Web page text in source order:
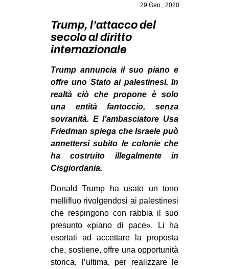
STUDENTI TSUNAMI
ZAM
MOBILITAZIONI
SPAZI
SPORT POPOLARE
MOVIMENTI
AMBIENTE
ANTIFASCISMO
DIRITTO ALL’ABITARE
GENERI
MIGRAZIONI
PRECARIATO
REPRESSIONE
29 Gen , 2020
Trump, l’attacco del
secolo al diritto
internazionale
Trump annuncia il suo piano e
offre uno Stato ai palestinesi. In
realtà ciò che propone è solo
una entità fantoccio, senza
sovranità. E l’ambasciatore Usa
Friedman spiega che Israele può
annettersi subito le colonie che
ha costruito illegalmente in
Cisgiordania.
Donald Trump ha usato un tono
mellifluo rivolgendosi ai palestinesi
che respingono con rabbia il suo
presunto «piano di pace». Li ha
esortati ad accettare la proposta
che, sostiene, offre una opportunità
storica, l’ultima, per realizzare le